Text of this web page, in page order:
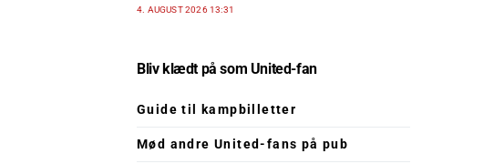
4. AUGUST 2026 13:31
Bliv klædt på som United-fan
Guide til kampbilletter
Mød andre United-fans på pub